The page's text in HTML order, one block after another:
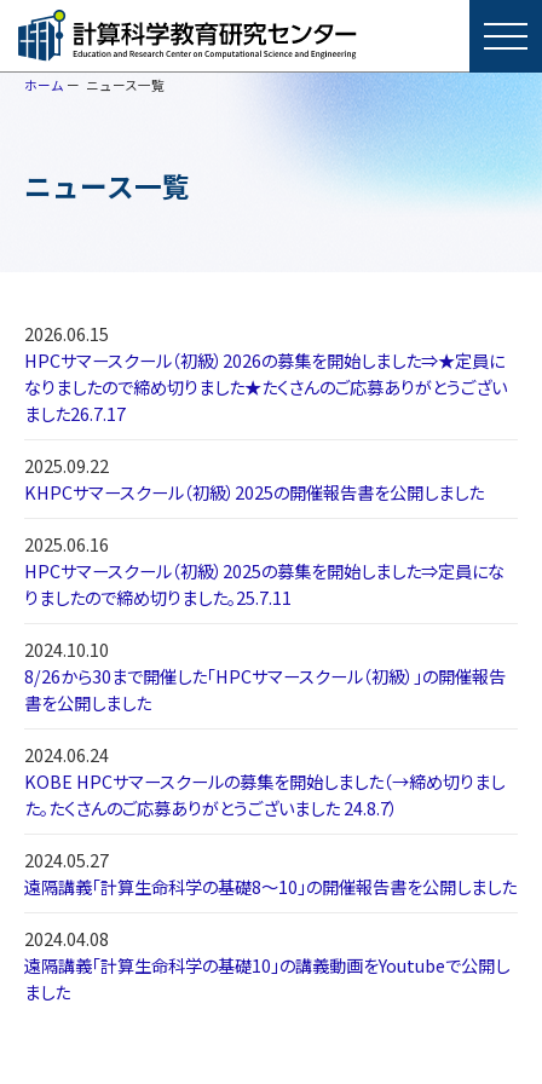
ホーム ニュース一覧
ニュース一覧
2026.06.15
HPCサマースクール（初級）2026の募集を開始しました⇒★定員に
なりましたので締め切りました★たくさんのご応募ありがとうござい
ました26.7.17
2025.09.22
KHPCサマースクール（初級）2025の開催報告書を公開しました
2025.06.16
HPCサマースクール（初級）2025の募集を開始しました⇒定員にな
りましたので締め切りました。25.7.11
2024.10.10
8/26から30まで開催した「HPCサマースクール（初級）」の開催報告
書を公開しました
2024.06.24
KOBE HPCサマースクールの募集を開始しました（→締め切りまし
た。たくさんのご応募ありがとうございました 24.8.7）
2024.05.27
遠隔講義「計算生命科学の基礎8～10」の開催報告書を公開しました
2024.04.08
遠隔講義「計算生命科学の基礎10」の講義動画をYoutubeで公開し
ました